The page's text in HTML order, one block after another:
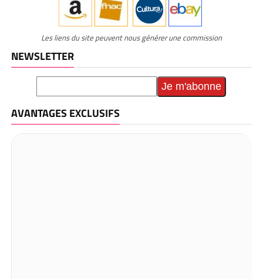
Les liens du site peuvent nous générer une commission
NEWSLETTER
AVANTAGES EXCLUSIFS